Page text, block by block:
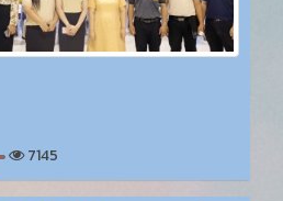
7145